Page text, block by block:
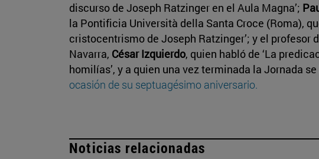
discurso de Joseph Ratzinger en el Aula Magna’;
la Pontificia Università della Santa Croce (Roma),
cristocentrismo de Joseph Ratzinger’; y el profesor
Navarra, César Izquierdo, quien habló de ‘La
homilías’, y a quien una vez terminada la Jornada
ocasión de su septuagésimo aniversario.
Noticias relacionadas